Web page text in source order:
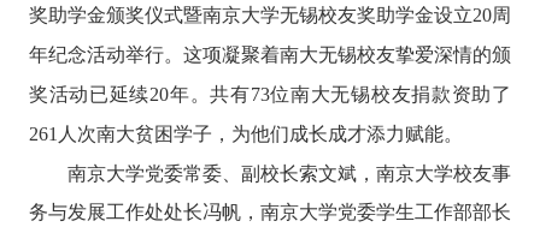
奖助学金颁奖仪式暨南京大学无锡校友奖助学金设立20周
年纪念活动举行。这项凝聚着南大无锡校友挚爱深情的颁
奖活动已延续20年。共有73位南大无锡校友捐款资助了
261 人次南大贫困学子，为他们成长成才添力赋能。
南京大学党委常委、副校长索文斌，南京大学校友事
务与发展工作处处长冯帆，南京大学党委学生工作部部长